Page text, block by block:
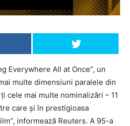
Everywhere All at Once”, un
multe dimensiuni paralele din
cele mai multe nominalizări – 11
care şi în prestigioasa
informează Reuters. A 95-a